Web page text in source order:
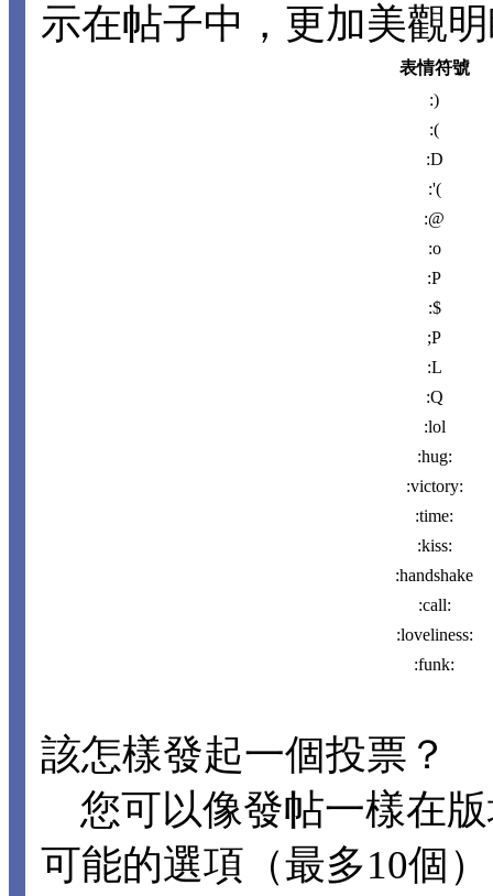
示在帖子中，更加美觀
表情符號
:)
:(
:D
:'(
:@
:o
:P
:$
;P
:L
:Q
:lol
:hug:
:victory:
:time:
:kiss:
:handshake
:call:
:loveliness:
:funk:
該怎樣發起一個投票？
您可以像發帖一樣在
可能的選項（最多10個